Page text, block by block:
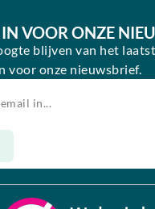
IN VOOR ONZE
blijven van het
voor onze nieuwsbrief.